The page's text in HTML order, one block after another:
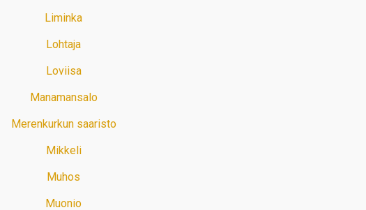
Liminka
Lohtaja
Loviisa
Manamansalo
Merenkurkun saaristo
Mikkeli
Muhos
Muonio